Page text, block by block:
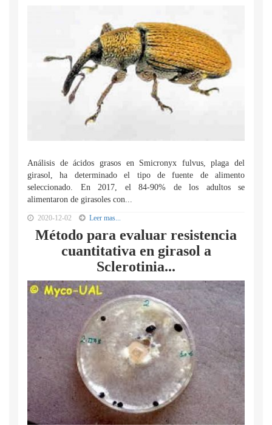
Análisis de ácidos grasos en Smicronyx fulvus, plaga del
girasol, ha determinado el tipo de fuente de alimento
seleccionado. En 2017, el 84-90% de los adultos se
alimentaron de girasoles con...
2020-12-02 Leer mas...
Método para evaluar resistencia
cuantitativa en girasol a
Sclerotinia...